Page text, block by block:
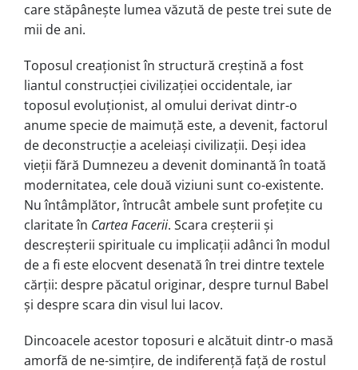
care stăpânește lumea văzută de peste trei sute de
mii de ani.
Toposul creaționist în structură creș­tină a fost
liantul construcției civili­za­ției occidentale, iar
toposul evoluțio­nist, al omului derivat dintr-o
anume spe­cie de maimuță este, a devenit, fac­torul
de deconstrucție a aceleiași civili­zații. Deși idea
vieții fără Dumnezeu a devenit dominantă în toată
moderni­ta­tea, cele două viziuni sunt co-existente.
Nu întâmplător, întrucât ambele sunt profețite cu
claritate în Cartea Facerii. Scara creșterii și
descreșterii spirituale cu implicații adânci în modul
de a fi este elocvent desenată în trei dintre textele
cărții: despre păcatul originar, despre tur­nul Babel
și despre scara din visul lui Iacov.
Dincoacele acestor toposuri e alcă­tuit dintr-o masă
amorfă de ne-simțire, de indiferență față de rostul